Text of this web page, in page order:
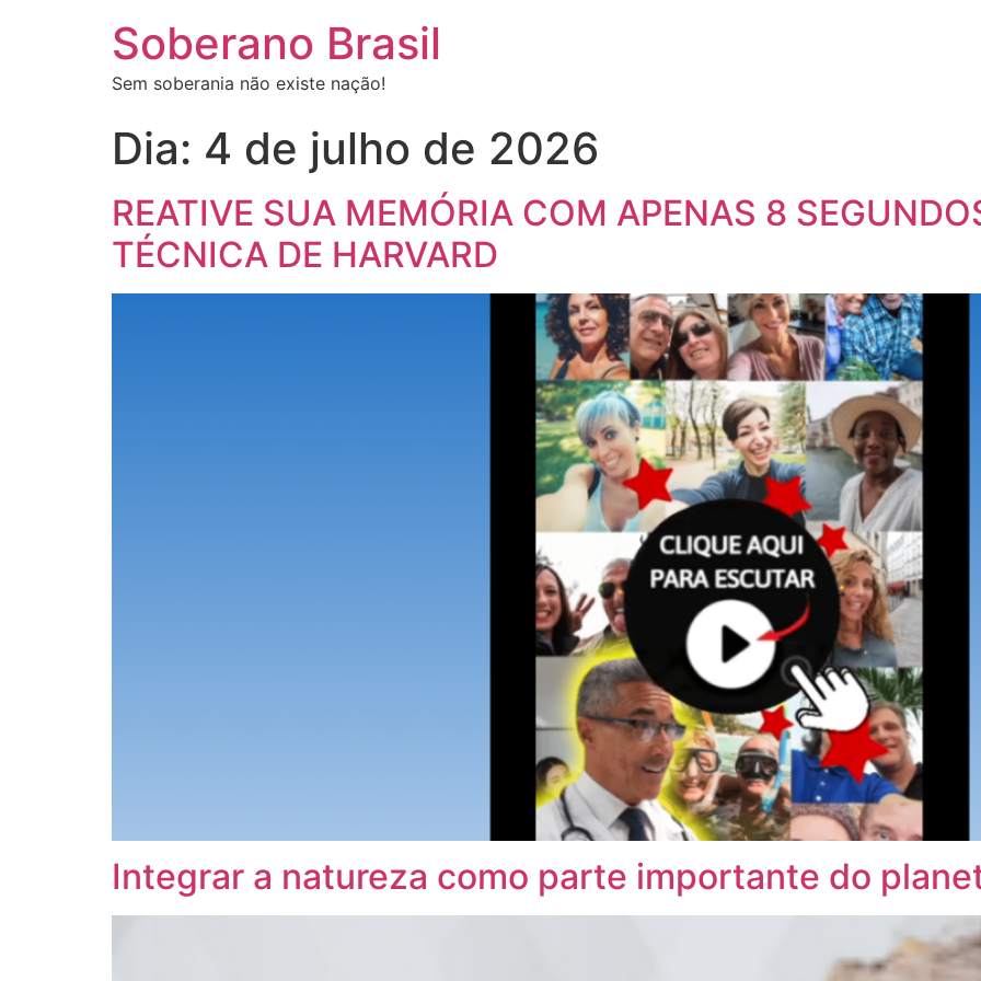
Soberano Brasil
Sem soberania não existe nação!
Dia: 4 de julho de 2026
REATIVE SUA MEMÓRIA COM APENAS 8
TÉCNICA DE HARVARD
Integrar a natureza como parte importante do